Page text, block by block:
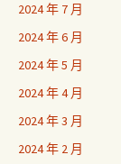
2024 年 7 月
2024 年 6 月
2024 年 5 月
2024 年 4 月
2024 年 3 月
2024 年 2 月